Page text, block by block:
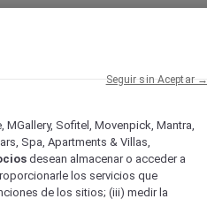
MGallery, Sofitel, Movenpick, Mantra,
Spa, Apartments & Villas,
desean almacenar o acceder a
los servicios que
de los sitios; (iii) medir la
Seguir sin Aceptar →